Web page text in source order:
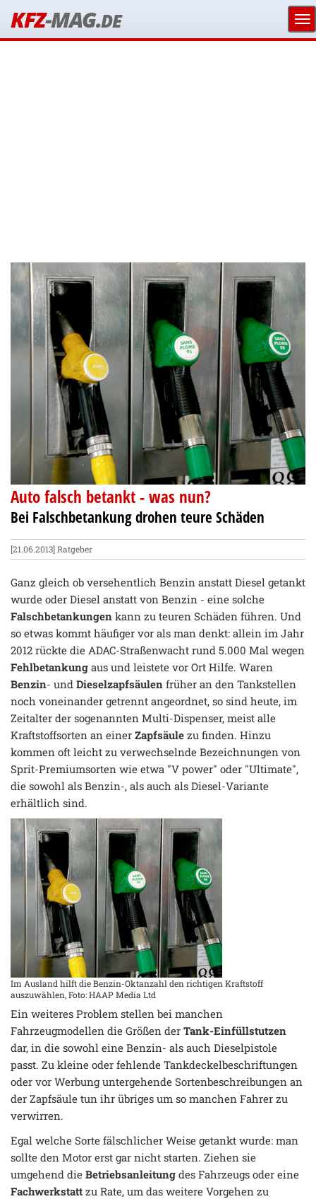
KFZ-MAG.DE
Auto falsch betankt - was nun?
Bei Falschbetankung drohen teure Schäden
[21.06.2013]Ratgeber
Ganz gleich ob versehentlich Benzin anstatt Diesel getankt
wurde oder Diesel anstatt von Benzin - eine solche
Falschbetankungen kann zu teuren Schäden führen. Und
so etwas kommt häufiger vor als man denkt: allein im Jahr
2012 rückte die ADAC-Straßenwacht rund 5.000 Mal wegen
Fehlbetankung aus und leistete vor Ort Hilfe. Waren
Benzin- und Dieselzapfsäulen früher an den Tankstellen
noch voneinander getrennt angeordnet, so sind heute, im
Zeitalter der sogenannten Multi-Dispenser, meist alle
Kraftstoffsorten an einer Zapfsäule zu finden. Hinzu
kommen oft leicht zu verwechselnde Bezeichnungen von
Sprit-Premiumsorten wie etwa "V power" oder "Ultimate",
die sowohl als Benzin-, als auch als Diesel-Variante
erhältlich sind.
Im Ausland hilft die Benzin-Oktanzahl den richtigen Kraftstoff
auszuwählen, Foto: HAAP Media Ltd
Ein weiteres Problem stellen bei manchen
Fahrzeugmodellen die Größen der Tank-Einfüllstutzen
dar, in die sowohl eine Benzin- als auch Dieselpistole
passt. Zu kleine oder fehlende Tankdeckelbeschriftungen
oder vor Werbung untergehende Sortenbeschreibungen an
der Zapfsäule tun ihr übriges um so manchen Fahrer zu
verwirren.
Egal welche Sorte fälschlicher Weise getankt wurde: man
sollte den Motor erst gar nicht starten. Ziehen sie
umgehend die Betriebsanleitung des Fahrzeugs oder eine
Fachwerkstatt zu Rate, um das weitere Vorgehen zu